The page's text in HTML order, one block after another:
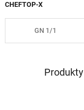
CHEFTOP-X
GN 1/1